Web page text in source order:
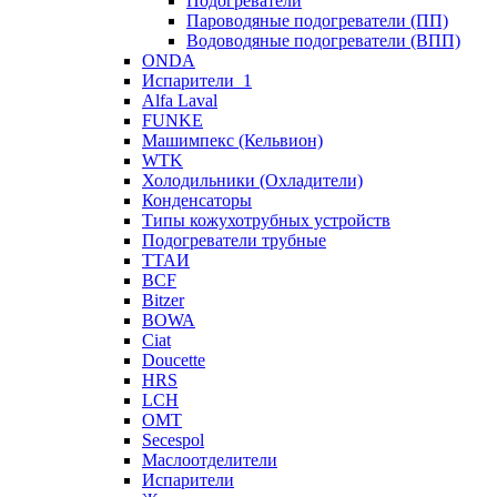
Пароводяные подогреватели (ПП)
Водоводяные подогреватели (ВПП)
ONDA
Испарители_1
Alfa Laval
FUNKE
Машимпекс (Кельвион)
WTK
Холодильники (Охладители)
Конденсаторы
Типы кожухотрубных устройств
Подогреватели трубные
ТТАИ
BCF
Bitzer
BOWA
Ciat
Doucette
HRS
LCH
OMT
Secespol
Маслоотделители
Испарители